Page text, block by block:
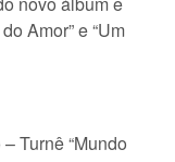
Amor” e “Um
Turnê “Mundo